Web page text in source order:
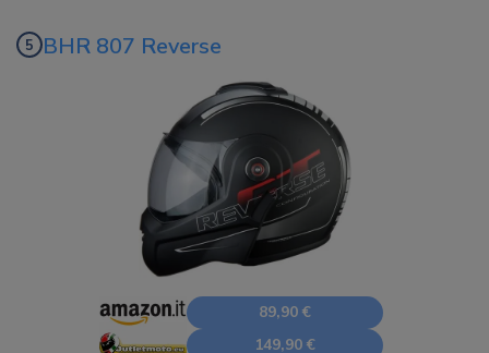
BHR 807 Reverse
89,90 €
149,90 €